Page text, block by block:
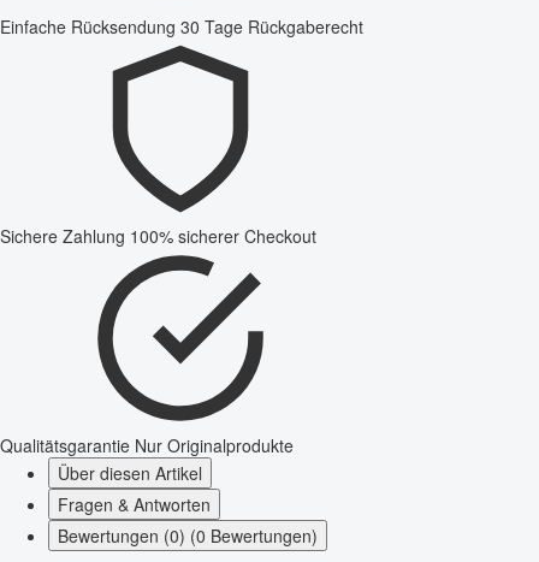
Einfache Rücksendung 30 Tage Rückgaberecht
Sichere Zahlung 100% sicherer Checkout
Qualitätsgarantie Nur Originalprodukte
Über diesen Artikel
Fragen & Antworten
Bewertungen (0) (0 Bewertungen)